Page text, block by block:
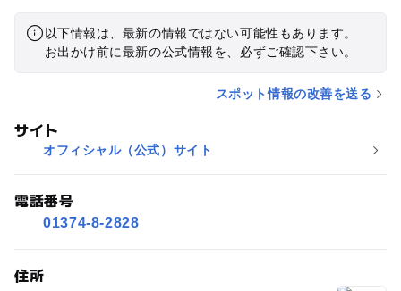
以下情報は、最新の情報ではない可能性もあります。
お出かけ前に最新の公式情報を、必ずご確認下さい。
スポット情報の改善を送る
サイト
オフィシャル（公式）サイト
電話番号
01374-8-2828
住所